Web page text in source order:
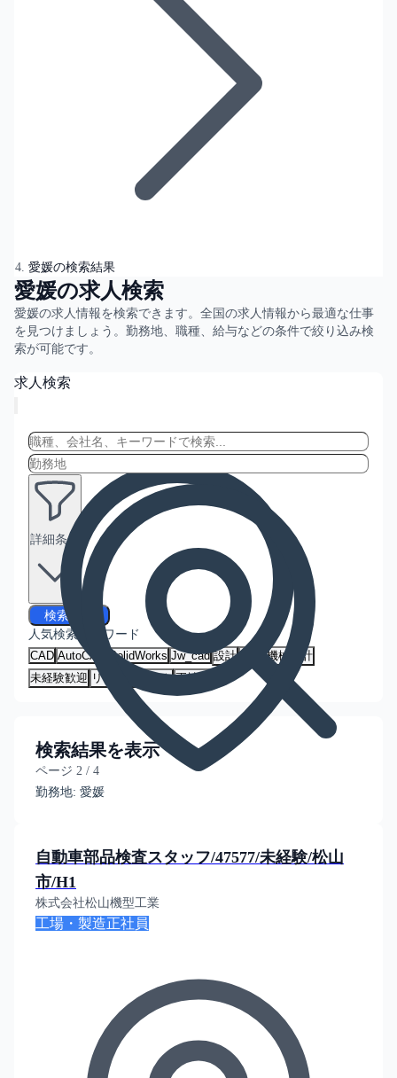
愛媛の検索結果
愛媛の求人検索
愛媛の求人情報を検索できます。全国の求人情報から最適な仕事
を見つけましょう。勤務地、職種、給与などの条件で絞り込み検
索が可能です。
求人検索
詳細条件
検索する
人気検索キーワード
CAD AutoCAD SolidWorks Jw_cad 設計
機械設計
未経験歓迎 リモートワーク 正社員
検索結果を表示
ページ 2 / 4
勤務地: 愛媛
自動車部品検査スタッフ/47577/未経験/松山
市/H1
株式会社松山機型工業
工場・製造正社員